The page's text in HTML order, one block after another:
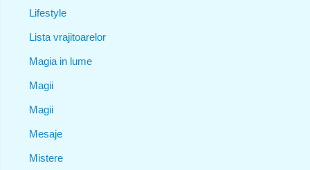
Lifestyle
Lista vrajitoarelor
Magia in lume
Magii
Magii
Mesaje
Mistere